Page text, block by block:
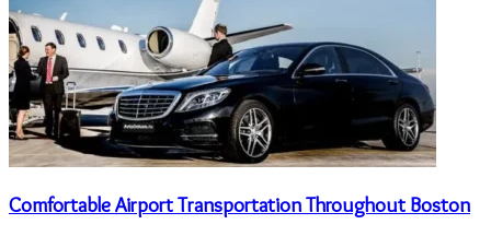
Comfortable Airport Transportation Throughout Boston